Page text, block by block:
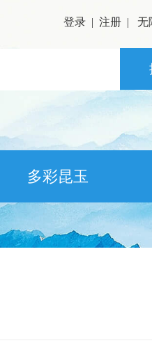
登录 | 注册 | 无
多彩昆玉